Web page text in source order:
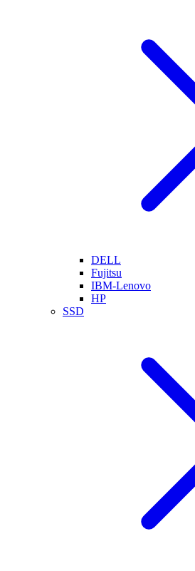
DELL
Fujitsu
IBM-Lenovo
HP
SSD